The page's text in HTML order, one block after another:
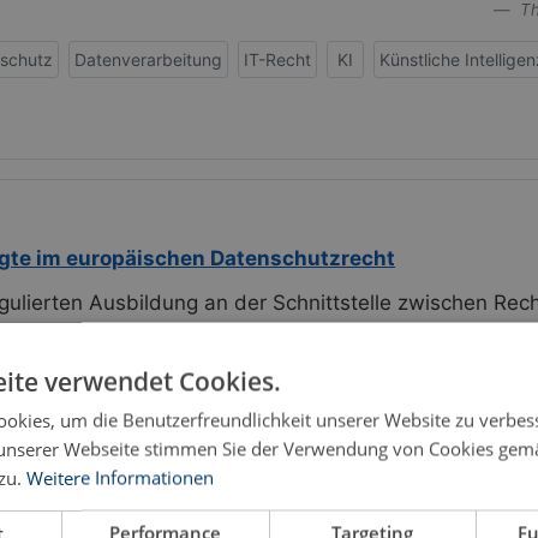
Datenverarbeitung IT-Recht KI Künstliche
im europäischen Datenschutzrecht
Ausbildung an der Schnittstelle zwischen
Informationsfreiheit
mit zahlreichen umfassenden
nach der DSGVO gelungen.
verwendet Cookies.
um die Benutzerfreundlichkeit unserer Website zu
Webseite stimmen Sie der Verwendung von Cookies
Weitere Informationen
Performance Targeting